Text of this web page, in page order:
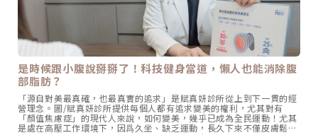
檢」，真正落實全方位美麗與健康在景賀任職超過16年，療程經驗豐富
的副院長陳信志醫師表示，景賀是「醫」與「美」兼具，讓客人由內而
外，自然地變美。圖/醫美圈圈 攝但伴隨現代健康意識抬頭，擁有緊
緻、精實的體態，成為新美學。讓每個不同階段的顧客，活得更美、更
自信，也是所有景賀的醫美職人們不變的信念。而能讓這群高端的客
人，放心把自己和家人交給景賀，擁有專業醫療背景的醫師群，以及具
備健康檢查的專業能力，也是原因之一。在轉型成醫美診所前，景賀是
家相當知名的健檢診所，因此可以真正做到「醫」與「美」結合。「我
們在評估一個客人的狀態的時候，不會只是停留在外表」，例如透過抽
血檢驗，可以了解客戶的血脂、膽固醇、三酸甘油脂等狀況，再提供最
適當的建議。陳信志還曾遇過一位客人來諮詢，結果他直接建議客人先
去做甲狀腺檢查，也真的幫客戶提早發現問題，提早治療。後來客人非
常感謝景賀，也成為景賀最忠實的顧客。體態決定健康！EMSCULPT
是時候跟小腹說掰掰了！科技健身當道，懶人也能消除腹
部脂肪？
「源自對美最真確，也最真實的追求」是賦真妍診所從上到下一貫的經
營理念。圖/賦真妍診所提供每個人都有追求變美的權利，尤其對有
「顏值焦慮症」的現代人來說，如何變美，幾乎已成為全民運動！尤其
是處在高壓工作環境下，因爲久坐、缺乏運動，長久下來不僅皮膚鬆